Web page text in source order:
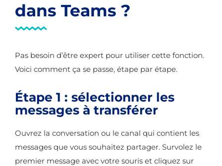
dans Teams ?
Pas besoin d’être expert pour utiliser cette fonction.
Voici comment ça se passe, étape par étape.
Étape 1 : sélectionner les
messages à transférer
Ouvrez la conversation ou le canal qui contient les
messages que vous souhaitez partager. Survolez le
premier message avec votre souris et cliquez sur